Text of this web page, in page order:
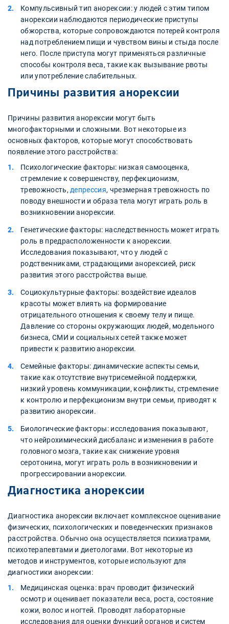
Компульсивный тип анорексии: у людей с этим типом
анорексии наблюдаются периодические приступы
обжорства, которые сопровождаются потерей контроля
над потреблением пищи и чувством вины и стыда после
него. После приступа могут применяться различные
способы контроля веса, такие как вызывание рвоты
или употребление слабительных.
Причины развития анорексии
Причины развития анорексии могут быть
многофакторными и сложными. Вот некоторые из
основных факторов, которые могут способствовать
появление этого расстройства:
Психологические факторы: низкая самооценка,
стремление к совершенству, перфекционизм,
тревожность,депрессия, чрезмерная тревожность по
поводу внешности и образа тела могут играть роль в
возникновении анорексии.
Генетические факторы: наследственность может играть
роль в предрасположенности к анорексии.
Исследования показывают, что у людей с
родственниками, страдающими анорексией, риск
развития этого расстройства выше.
Социокультурные факторы: воздействие идеалов
красоты может влиять на формирование
отрицательного отношения к своему телу и пище.
Давление со стороны окружающих людей, модельного
бизнеса, СМИ и социальных сетей также может
привести к развитию анорексии.
Семейные факторы: динамические аспекты семьи,
такие как отсутствие внутрисемейной поддержки,
низкий уровень коммуникации, конфликты, стремление
к контролю и перфекционизм внутри семьи, приводят к
развитию анорексии.
Биологические факторы: исследования показывают,
что нейрохимический дисбаланс и изменения в работе
головного мозга, такие как снижение уровня
серотонина, могут играть роль в возникновении и
прогрессировании анорексии.
Диагностика анорексии
Диагностика анорексии включает комплексное оценивание
физических, психологических и поведенческих признаков
расстройства. Обычно она осуществляется психиатрами,
психотерапевтами и диетологами. Вот некоторые из
методов и инструментов, которые используют для
диагностики анорексии:
Медицинская оценка: врач проводит физический
осмотр и оценивает показатели веса, роста, состояние
кожи, волос и ногтей. Проводят лабораторные
исследования для оценки функций органов и систем